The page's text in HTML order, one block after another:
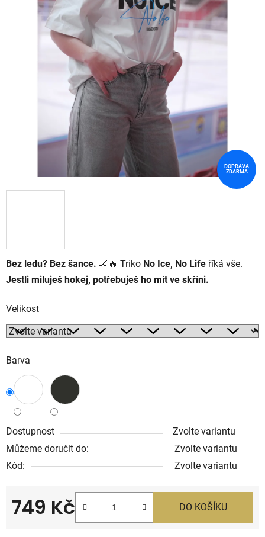
Bez ledu? Bez šance. 🏒🔥 Triko No Ice, No Life říká vše.
Jestli miluješ hokej, potřebuješ ho mít ve skříni.
Velikost
Barva
Dostupnost
Zvolte variantu
Můžeme doručit do:
Zvolte variantu
Kód:
Zvolte variantu
749 Kč DO KOŠÍKU
DOPRAVA
ZDARMA